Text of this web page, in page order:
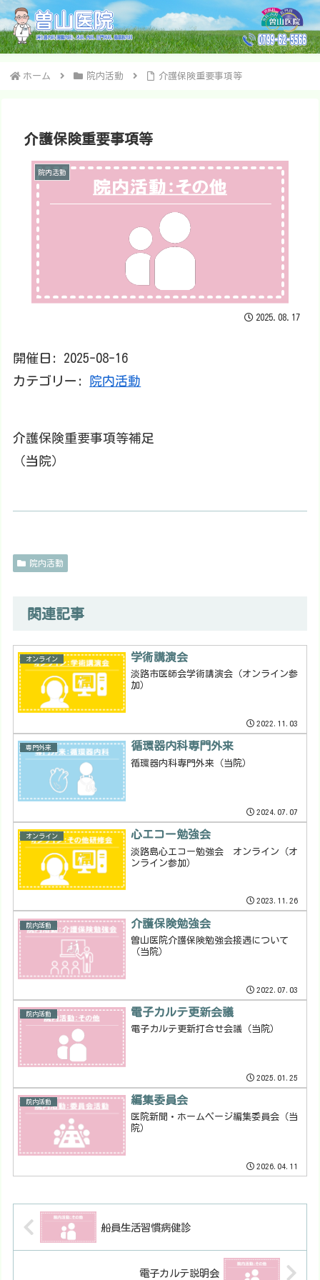
ホーム 院内活動 介護保険重要事項等
介護保険重要事項等
院内活動
2025.08.17
開催日: 2025-08-16
カテゴリー: 院内活動
介護保険重要事項等補足
（当院）
院内活動
関連記事
オンライン 学術講演会
淡路市医師会学術講演会（オンライン参
加）
2022.11.03
専門外来 循環器内科専門外来
循環器内科専門外来（当院）
2024.07.07
オンライン 心エコー勉強会
淡路島心エコー勉強会 オンライン（オ
ンライン参加）
2023.11.26
院内活動 介護保険勉強会
曽山医院介護保険勉強会接遇について
（当院）
2022.07.03
院内活動 電子カルテ更新会議
電子カルテ更新打合せ会議（当院）
2025.01.25
院内活動 編集委員会
医院新聞・ホームページ編集委員会（当
院）
2026.04.11
船員生活習慣病健診
電子カルテ説明会